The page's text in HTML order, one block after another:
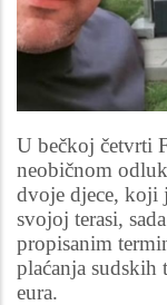
U bečkoj četvrti
neobičnom
dvoje djece, koji
svojoj terasi,
propisanim
plaćanja
eura.